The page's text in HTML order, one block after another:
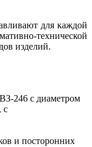
для каждой
технической
изделий.
246 с диаметром
с
и посторонних